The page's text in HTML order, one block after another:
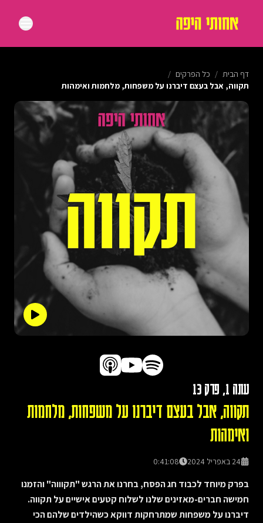
דף הבית / כל הפרקים /
תקווה, אבל בעצם דיברנו על משפחות, מלחמות ואימהות
עונה 1, פרק13
תקווה, אבל בעצם דיברנו על משפחות, מלחמות
ואימהות
24 באפריל 2024 0:41:08
בפרק מיוחד לכבוד חג הפסח, בחרנו את הרגש "תקוווה" והזמנו
חמישה חברים-מאזינים שלנו לשלוח קטעים אישיים על תקווה.
דיברנו על משפחות שמתרחקות דווקא כשהילדים שלהם הכי